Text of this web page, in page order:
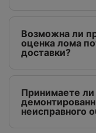
Возможна ли
оценка лома
доставки?
Принимаете
неисправного